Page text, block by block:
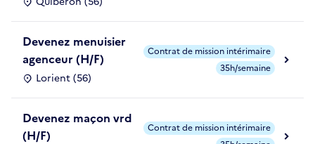
Devenez menuisier
agenceur (H/F)
Lorient (56)
Contrat de mission intérimaire
35h/semaine
Devenez maçon vrd
(H/F)
Contrat de mission intérimaire